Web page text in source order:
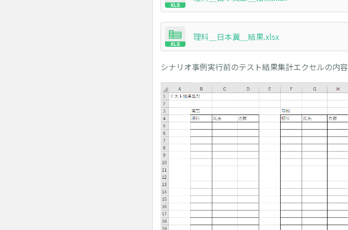
理科＿日本翼＿結果.xlsx
シナリオ事例実行前のテスト結果集計エクセルの内容